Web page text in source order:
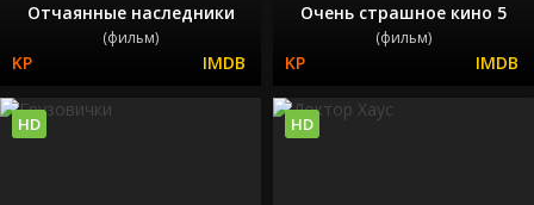
Отчаянные наследники
(фильм)
Очень страшное кино 5
(фильм)
HD HD